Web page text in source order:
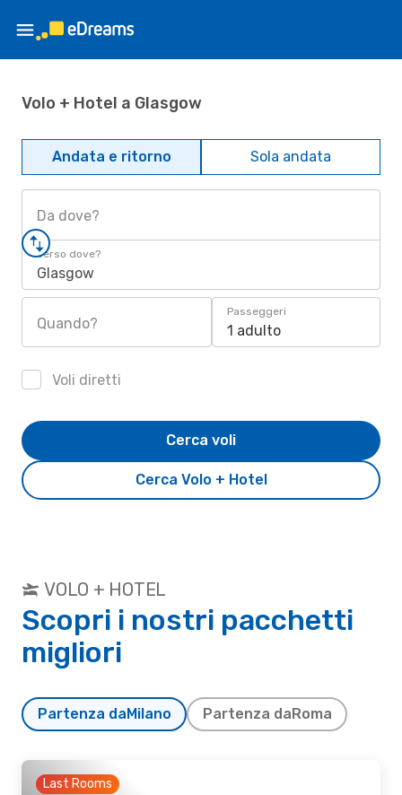
Volo + Hotel a Glasgow
Andata e ritorno Sola andata
Da dove?
Verso dove?
Glasgow
Quando?
Passeggeri
1 adulto
Voli diretti
Cerca Volo + Hotel
Cerca voli
VOLO + HOTEL
Scopri i nostri pacchetti
migliori
Partenza da Milano Partenza da Roma
Last Rooms